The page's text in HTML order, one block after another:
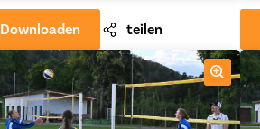
Downloaden teilen